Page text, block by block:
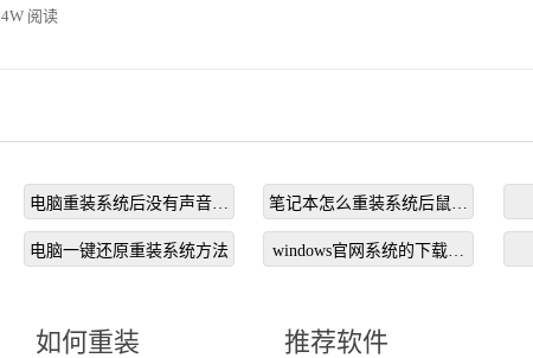
4W 阅读
电脑重装系统后没有声音怎
么办
笔记本怎么重装系统后鼠标
不能用
电脑一键还原重装系统方法
windows官网系统的下载流
如何重装 推荐软件